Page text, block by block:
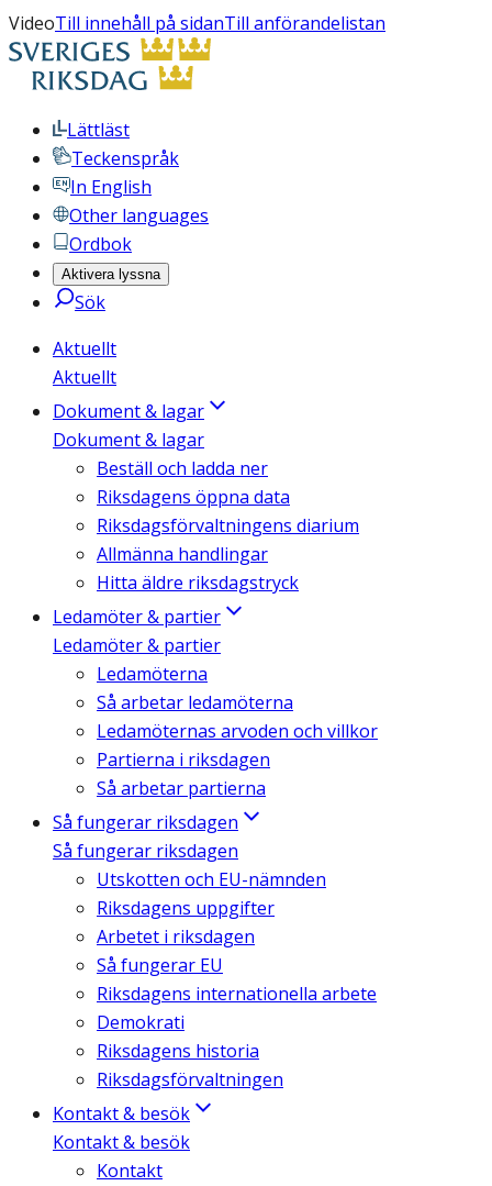
VideoTill innehåll på sidanTill anförandelistan
Lättläst
Teckenspråk
In English
Other languages
Ordbok
Aktivera lyssna
Sök
Aktuellt
Aktuellt
Dokument & lagar
Dokument & lagar
Beställ och ladda ner
Riksdagens öppna data
Riksdagsförvaltningens diarium
Allmänna handlingar
Hitta äldre riksdagstryck
Ledamöter & partier
Ledamöter & partier
Ledamöterna
Så arbetar ledamöterna
Ledamöternas arvoden och villkor
Partierna i riksdagen
Så arbetar partierna
Så fungerar riksdagen
Så fungerar riksdagen
Utskotten och EU-nämnden
Riksdagens uppgifter
Arbetet i riksdagen
Så fungerar EU
Riksdagens internationella arbete
Demokrati
Riksdagens historia
Riksdagsförvaltningen
Kontakt & besök
Kontakt & besök
Kontakt